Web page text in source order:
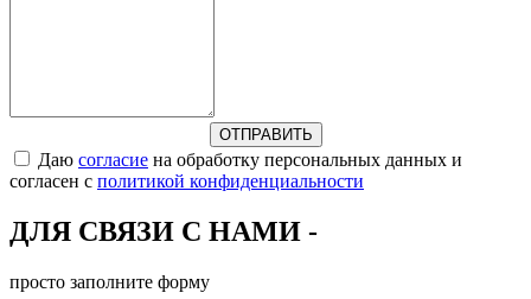
Даю согласие на обработку персональных данных и
согласен с политикой конфиденциальности
ДЛЯ СВЯЗИ С НАМИ -
просто заполните форму